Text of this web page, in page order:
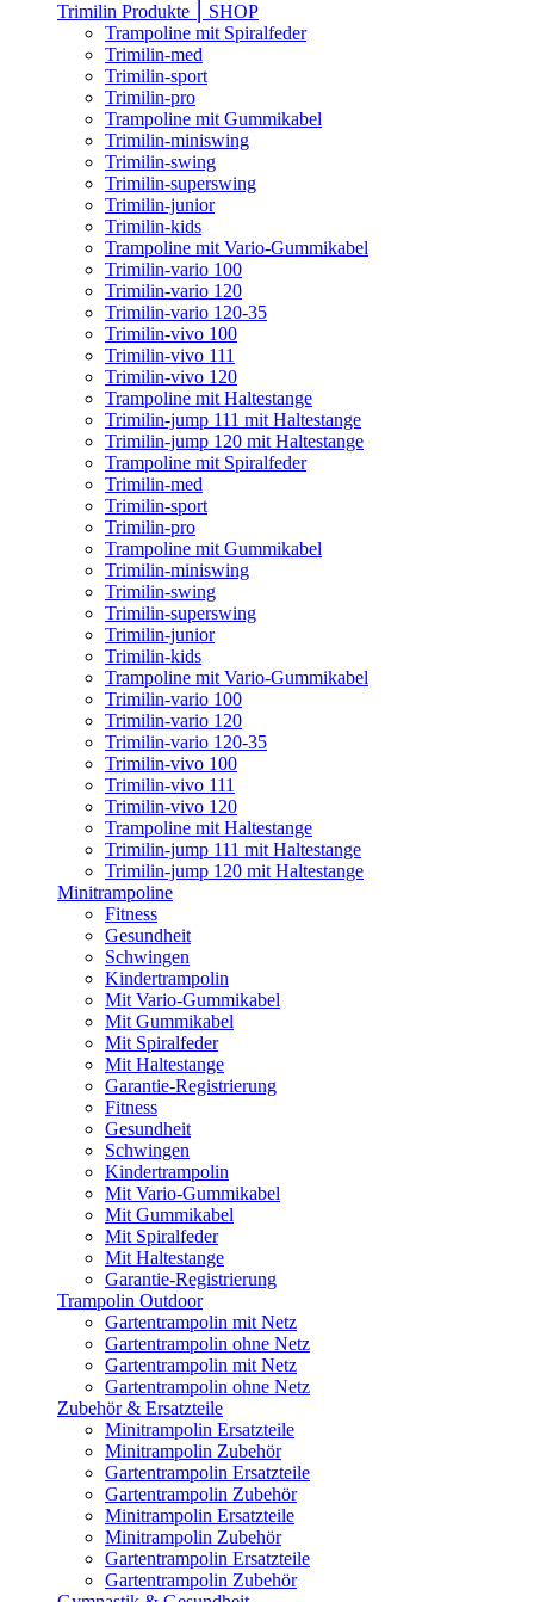
Trimilin Produkte ⎮ SHOP
Trampoline mit Spiralfeder
Trimilin-med
Trimilin-sport
Trimilin-pro
Trampoline mit Gummikabel
Trimilin-miniswing
Trimilin-swing
Trimilin-superswing
Trimilin-junior
Trimilin-kids
Trampoline mit Vario-Gummikabel
Trimilin-vario 100
Trimilin-vario 120
Trimilin-vario 120-35
Trimilin-vivo 100
Trimilin-vivo 111
Trimilin-vivo 120
Trampoline mit Haltestange
Trimilin-jump 111 mit Haltestange
Trimilin-jump 120 mit Haltestange
Trampoline mit Spiralfeder
Trimilin-med
Trimilin-sport
Trimilin-pro
Trampoline mit Gummikabel
Trimilin-miniswing
Trimilin-swing
Trimilin-superswing
Trimilin-junior
Trimilin-kids
Trampoline mit Vario-Gummikabel
Trimilin-vario 100
Trimilin-vario 120
Trimilin-vario 120-35
Trimilin-vivo 100
Trimilin-vivo 111
Trimilin-vivo 120
Trampoline mit Haltestange
Trimilin-jump 111 mit Haltestange
Trimilin-jump 120 mit Haltestange
Minitrampoline
Fitness
Gesundheit
Schwingen
Kindertrampolin
Mit Vario-Gummikabel
Mit Gummikabel
Mit Spiralfeder
Mit Haltestange
Garantie-Registrierung
Fitness
Gesundheit
Schwingen
Kindertrampolin
Mit Vario-Gummikabel
Mit Gummikabel
Mit Spiralfeder
Mit Haltestange
Garantie-Registrierung
Trampolin Outdoor
Gartentrampolin mit Netz
Gartentrampolin ohne Netz
Gartentrampolin mit Netz
Gartentrampolin ohne Netz
Zubehör & Ersatzteile
Minitrampolin Ersatzteile
Minitrampolin Zubehör
Gartentrampolin Ersatzteile
Gartentrampolin Zubehör
Minitrampolin Ersatzteile
Minitrampolin Zubehör
Gartentrampolin Ersatzteile
Gartentrampolin Zubehör